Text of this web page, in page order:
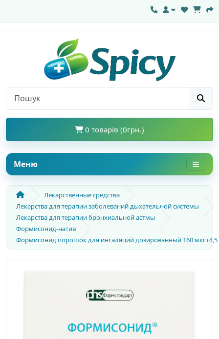
0 товарів (0грн.)
Меню
Лекарственные средства
Лекарства для терапии заболеваний дыхательной системы
Лекарства для терапии бронхиальной астмы
Формисонид-натив
Формисонид порошок для ингаляций дозированный 160